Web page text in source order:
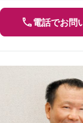
電話でお問